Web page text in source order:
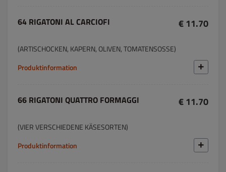
64 RIGATONI AL CARCIOFI € 11.70
(ARTISCHOCKEN, KAPERN, OLIVEN, TOMATENSOSSE)
Produktinformation
66 RIGATONI QUATTRO FORMAGGI € 11.70
(VIER VERSCHIEDENE KÄSESORTEN)
Produktinformation